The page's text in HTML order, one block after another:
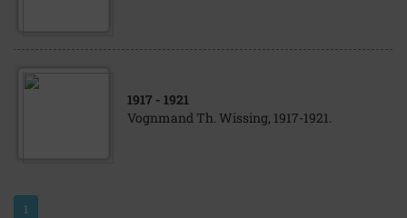
1917 - 1921
Vognmand Th. Wissing, 1917-1921.
1